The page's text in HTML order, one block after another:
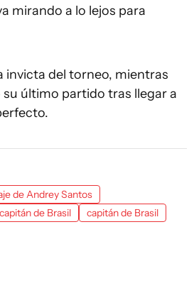
mirando a lo lejos para
invicta del torneo, mientras
último partido tras llegar a
de Andrey Santos
de Brasil
capitán de Brasil